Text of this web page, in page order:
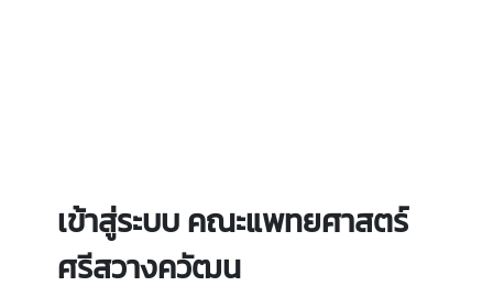
เข้าสู่ระบบ คณะแพทยศาสตร์
ศรีสวางควัฒน